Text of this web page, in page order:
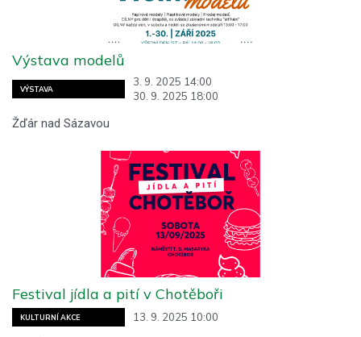
VÝSTAVA
3. 9. 2025 14:00
30. 9. 2025 18:00
Výstava modelů
Žďár nad Sázavou
KULTURNÍ AKCE 13. 9. 2025 10:00
Festival jídla a pití v Chotěboři